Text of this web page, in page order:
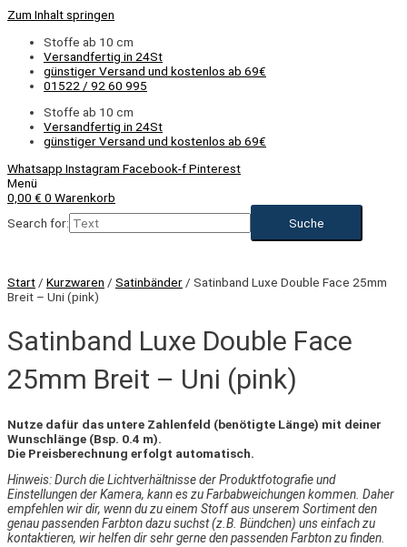
Zum Inhalt springen
Stoffe ab 10 cm
Versandfertig in 24St
günstiger Versand und kostenlos ab 69€
01522 / 92 60 995
Stoffe ab 10 cm
Versandfertig in 24St
günstiger Versand und kostenlos ab 69€
Whatsapp Instagram Facebook-fPinterest
Menü
0,00 € 0 Warenkorb
Search for:
Start / Kurzwaren / Satinbänder / Satinband Luxe Double Face 25mm
Breit – Uni (pink)
Satinband Luxe Double Face
25mm Breit – Uni (pink)
Nutze dafür das untere Zahlenfeld (benötigte Länge) mit deiner
Wunschlänge (Bsp. 0.4 m).
Die Preisberechnung erfolgt automatisch.
Hinweis: Durch die Lichtverhältnisse der Produktfotografie und
Einstellungen der Kamera, kann es zu Farbabweichungen kommen. Daher
empfehlen wir dir, wenn du zu einem Stoff aus unserem Sortiment den
genau passenden Farbton dazu suchst (z.B. Bündchen) uns einfach zu
kontaktieren, wir helfen dir sehr gerne den passenden Farbton zu finden.